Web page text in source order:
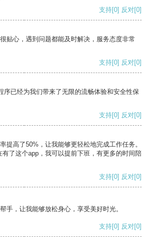
支持[0] 反对[0]
贴心，遇到问题都能及时解决，服务态度非常
支持[0] 反对[0]
序已经为我们带来了无限的流畅体验和安全性保
支持[0] 反对[0]
提高了50%，让我能够更轻松地完成工作任务。
了这个app，我可以提前下班，有更多的时间陪
支持[0] 反对[0]
手，让我能够放松身心，享受美好时光。
支持[0] 反对[0]